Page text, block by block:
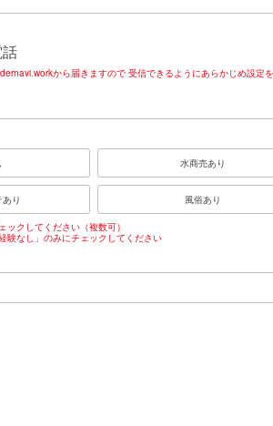
から届きますので 受信できるようにあらかじめ設定
水商売あり
り 風俗あり
ックしてください（複数可）
験なし」のみにチェックしてください